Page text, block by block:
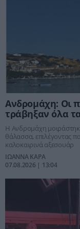
Ανδρομάχη: Οι
τράβηξαν όλα
Η Ανδρομάχη
θάλασσα, επιλέγοντας
καλοκαιρινά αξεσουάρ
ΙΩΑΝΝΑ ΚΑΡΑ
07.08.2026 | 13:04